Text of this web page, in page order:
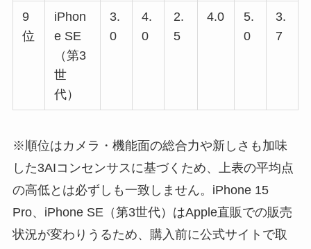
9
位
iPhon
e SE
（第3
世
代）
3.
0
4.
0
2.
5
4.0
5.
0
3.
7
※順位はカメラ・機能面の総合力や新しさも加味
した3AIコンセンサスに基づくため、上表の平均点
の高低とは必ずしも一致しません。iPhone 15
Pro、iPhone SE（第3世代）はApple直販での販売
状況が変わりうるため、購入前に公式サイトで取